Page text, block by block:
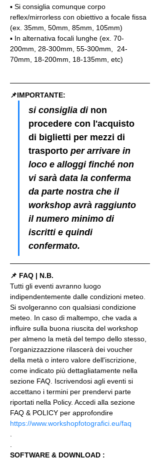
▪️ Si consiglia comunque corpo
reflex/mirrorless con obiettivo a focale fissa
(ex. 35mm, 50mm, 85mm, 105mm)
▪️ In alternativa focali lunghe (ex. 70-
200mm, 28-300mm, 55-300mm,  24-
70mm, 18-200mm, 18-135mm, etc)
📌IMPORTANTE:
si consiglia di non
procedere con l'acquisto
di biglietti per mezzi di
trasporto per arrivare in
loco e alloggi finché non
vi sarà data la conferma
da parte nostra che il
workshop avrà raggiunto
il numero minimo di
iscritti e quindi
confermato.
📌 FAQ | N.B.
Tutti gli eventi avranno luogo
indipendentemente dalle condizioni meteo.
Si svolgeranno con qualsiasi condizione
meteo. In caso di maltempo, che vada a
influire sulla buona riuscita del workshop
per almeno la metà del tempo dello stesso,
l'organizzazzione rilascerà dei voucher
della metà o intero valore dell'iscrizione,
come indicato più dettagliatamente nella
sezione FAQ. Iscrivendosi agli eventi si
accettano i termini per prendervi parte
riportati nella Policy. Accedi alla sezione
FAQ & POLICY per approfondire
https://www.workshopfotografici.eu/faq
SOFTWARE & DOWNLOAD :